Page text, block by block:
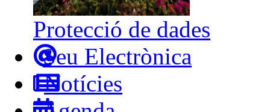
Protecció de dades
Seu Electrònica
Notícies